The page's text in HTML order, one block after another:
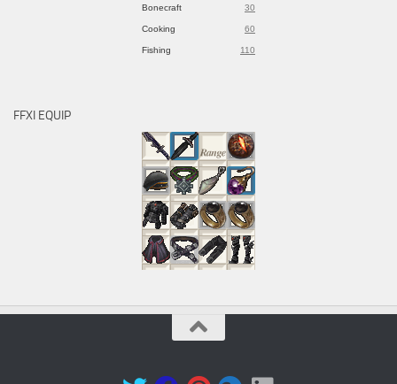
Bonecraft 30
Cooking 60
Fishing 110
FFXI EQUIP